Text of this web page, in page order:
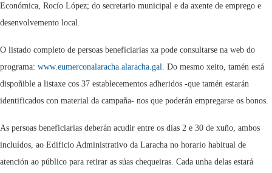
Económica, Rocío López; do secretario municipal e da axente de emprego e
desenvolvemento local.
O listado completo de persoas beneficiarias xa pode consultarse na web do
programa: www.eumerconalaracha.alaracha.gal
. Do mesmo xeito, tamén está
dispoñible a listaxe cos 37 establecementos adheridos -que tamén estarán
identificados con material da campaña- nos que poderán empregarse os bonos.
As persoas beneficiarias deberán acudir entre os días 2 e 30 de xuño, ambos
incluídos, ao Edificio Administrativo da Laracha no horario habitual de
atención ao público para retirar as súas chequeiras. Cada unha delas estará